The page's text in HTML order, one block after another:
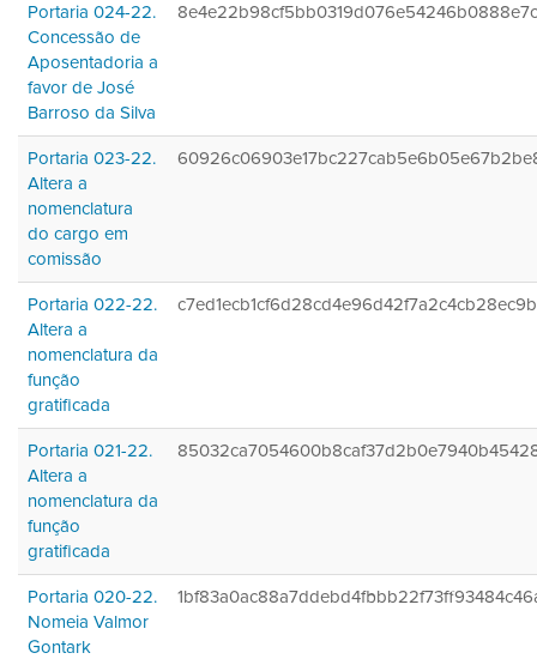
Portaria 024-22.
Concessão de
Aposentadoria a
favor de José
Barroso da Silva
Portaria 023-22.
Altera a
nomenclatura
do cargo em
comissão
Portaria 022-22.
Altera a
nomenclatura da
função
gratificada
Portaria 021-22.
Altera a
nomenclatura da
função
gratificada
Portaria 020-22.
Nomeia Valmor
Gontark